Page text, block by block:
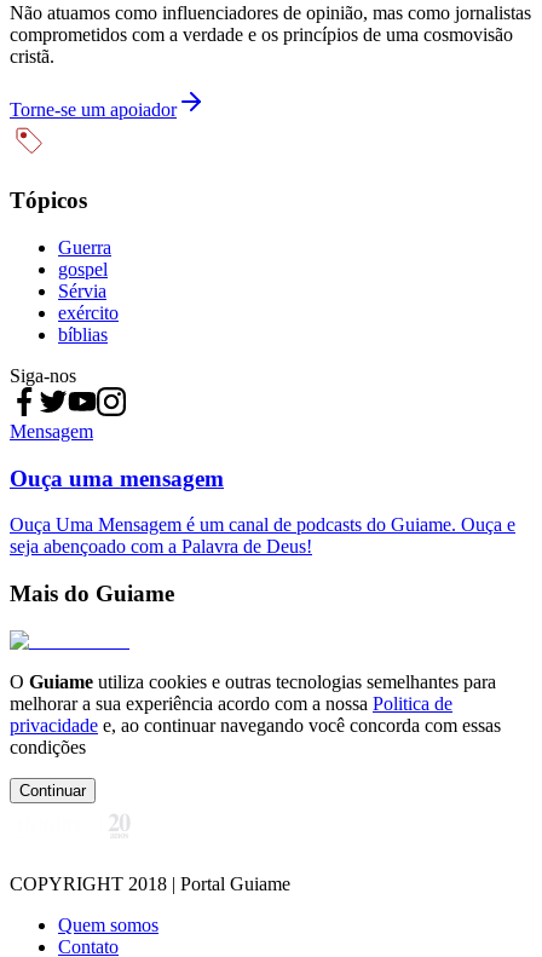
Não atuamos como influenciadores de opinião, mas como jornalistas
comprometidos com a verdade e os princípios de uma cosmovisão
cristã.
Torne-se um apoiador
Tópicos
Guerra
gospel
Sérvia
exército
bíblias
Siga-nos
Mensagem
Ouça uma mensagem
Ouça Uma Mensagem é um canal de podcasts do Guiame. Ouça e
seja abençoado com a Palavra de Deus!
Mais do Guiame
O Guiame utiliza cookies e outras tecnologias semelhantes para
melhorar a sua experiência acordo com a nossa Politica de
privacidade e, ao continuar navegando você concorda com essas
condições
Continuar
COPYRIGHT 2018 | Portal Guiame
Quem somos
Contato